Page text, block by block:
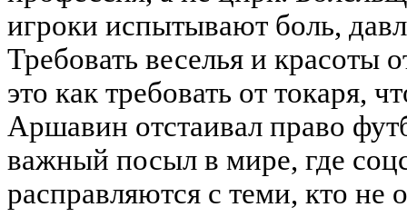
игроки испытывают боль,
Требовать веселья и красоты
это как требовать от токаря,
Аршавин отстаивал право
важный посыл в мире, где
расправляются с теми, кто не